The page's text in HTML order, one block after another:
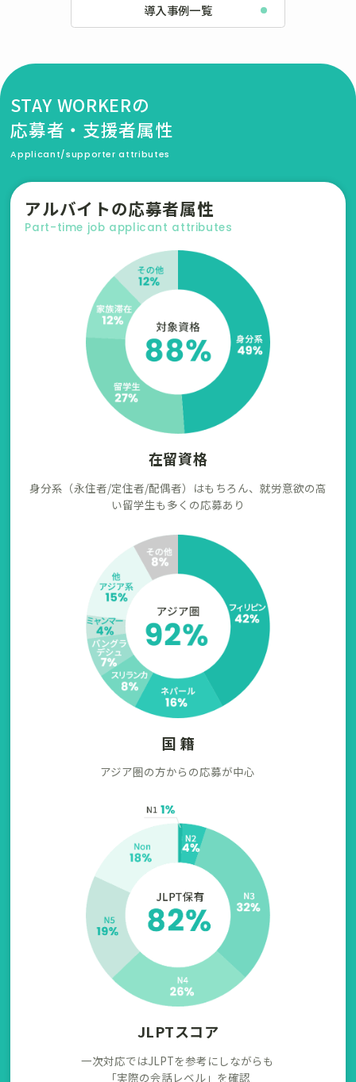
導入事例一覧
STAY WORKERの
応募者・支援者属性
Applicant/supporter attributes
アルバイトの応募者属性
Part-time job applicant attributes
在留資格
身分系（永住者/定住者/配偶者）はもちろん、就労意欲の高
い留学生も多くの応募あり
国 籍
アジア圏の方からの応募が中心
JLPTスコア
一次対応ではJLPTを参考にしながらも
「実際の会話レベル」を確認